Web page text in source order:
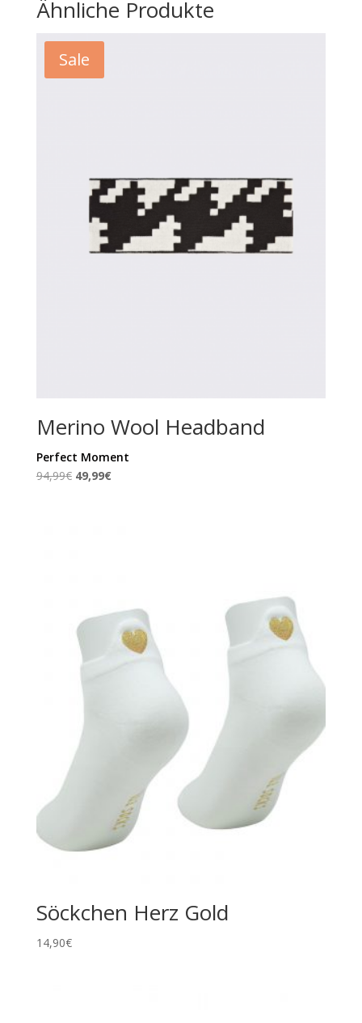
Ähnliche Produkte
Sale
Merino Wool Headband
Perfect Moment
94,99€ Ursprünglicher
49,99€Aktueller
Söckchen Herz Gold
14,90€